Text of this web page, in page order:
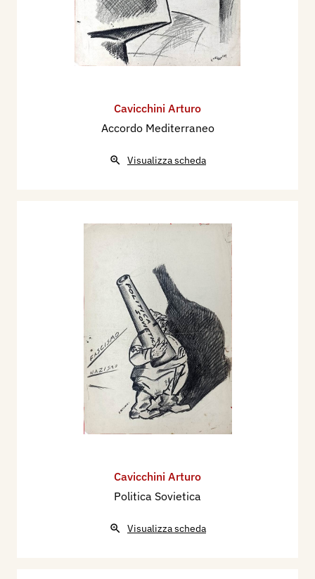
Cavicchini Arturo
Accordo Mediterraneo
Visualizza scheda
Cavicchini Arturo
Politica Sovietica
Visualizza scheda